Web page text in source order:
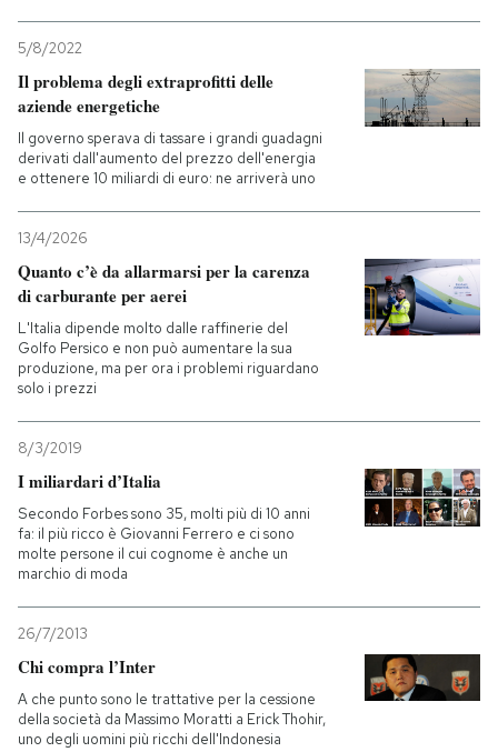
5/8/2022
Il problema degli extraprofitti delle
aziende energetiche
Il governo sperava di tassare i grandi guadagni
derivati dall'aumento del prezzo dell'energia
e ottenere 10 miliardi di euro: ne arriverà uno
13/4/2026
Quanto c’è da allarmarsi per la carenza
di carburante per aerei
L'Italia dipende molto dalle raffinerie del
Golfo Persico e non può aumentare la sua
produzione, ma per ora i problemi riguardano
solo i prezzi
8/3/2019
I miliardari d’Italia
Secondo Forbes sono 35, molti più di 10 anni
fa: il più ricco è Giovanni Ferrero e ci sono
molte persone il cui cognome è anche un
marchio di moda
26/7/2013
Chi compra l’Inter
A che punto sono le trattative per la cessione
della società da Massimo Moratti a Erick Thohir,
uno degli uomini più ricchi dell'Indonesia